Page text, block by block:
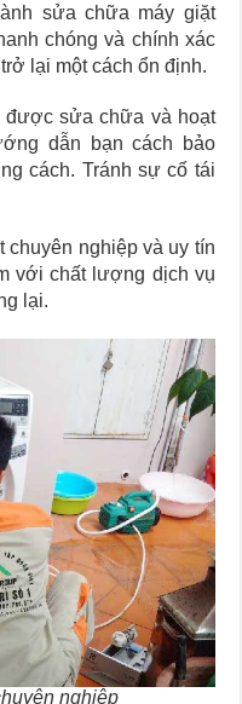
sửa chữa máy giặt
chóng và chính xác
lại một cách ổn định.
được sửa chữa và hoạt
dẫn bạn cách bảo
cách. Tránh sự cố tái
nghiệp và uy tín
với chất lượng dịch vụ
lại.
nghiệp